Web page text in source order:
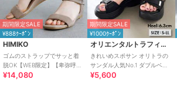
期間限定SALE
¥888ｸｰﾎﾟﾝ
HIMIKO
ゴムのストラップでサッと着
脱OK【WEB限定】【卑弥呼
26SS】ゴムストラップサンダ
¥14,080
期間限定SALE
¥1000ｸｰﾎﾟﾝ
オリエンタルトラフィック
きれいめスポサン オリトラの
サンダル人気No.1 ダブルベル
ト スポーツサンダル /42207
¥5,600